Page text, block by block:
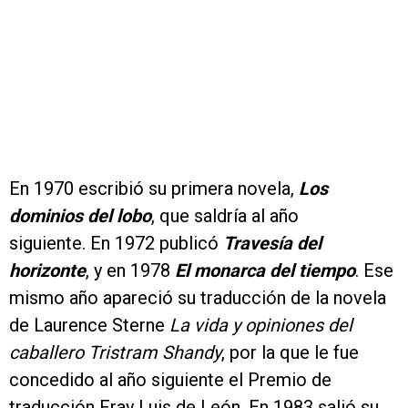
En 1970 escribió su primera novela, Los
dominios del lobo, que saldría al año
siguiente. En 1972 publicó Travesía del
horizonte, y en 1978 El monarca del tiempo. Ese
mismo año apareció su traducción de la novela
de Laurence Sterne La vida y opiniones del
caballero Tristram Shandy, por la que le fue
concedido al año siguiente el Premio de